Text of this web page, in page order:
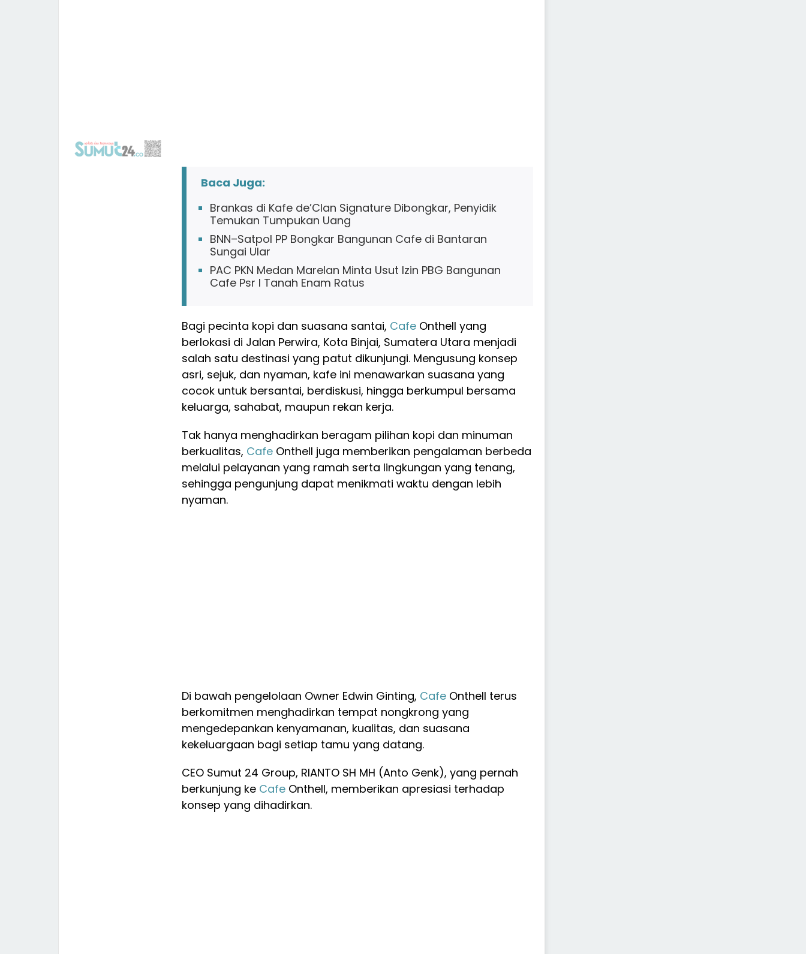
Baca Juga:
Brankas di Kafe de’Clan Signature Dibongkar, Penyidik
Temukan Tumpukan Uang
BNN–Satpol PP Bongkar Bangunan Cafe di Bantaran
Sungai Ular
PAC PKN Medan Marelan Minta Usut Izin PBG Bangunan
Cafe Psr I Tanah Enam Ratus
Bagi pecinta kopi dan suasana santai, Cafe Onthell yang
berlokasi di Jalan Perwira, Kota Binjai, Sumatera Utara menjadi
salah satu destinasi yang patut dikunjungi. Mengusung konsep
asri, sejuk, dan nyaman, kafe ini menawarkan suasana yang
cocok untuk bersantai, berdiskusi, hingga berkumpul bersama
keluarga, sahabat, maupun rekan kerja.
Tak hanya menghadirkan beragam pilihan kopi dan minuman
berkualitas, Cafe Onthell juga memberikan pengalaman berbeda
melalui pelayanan yang ramah serta lingkungan yang tenang,
sehingga pengunjung dapat menikmati waktu dengan lebih
nyaman.
Di bawah pengelolaan Owner Edwin Ginting, Cafe Onthell terus
berkomitmen menghadirkan tempat nongkrong yang
mengedepankan kenyamanan, kualitas, dan suasana
kekeluargaan bagi setiap tamu yang datang.
CEO Sumut 24 Group, RIANTO SH MH (Anto Genk), yang pernah
berkunjung ke Cafe Onthell, memberikan apresiasi terhadap
konsep yang dihadirkan.